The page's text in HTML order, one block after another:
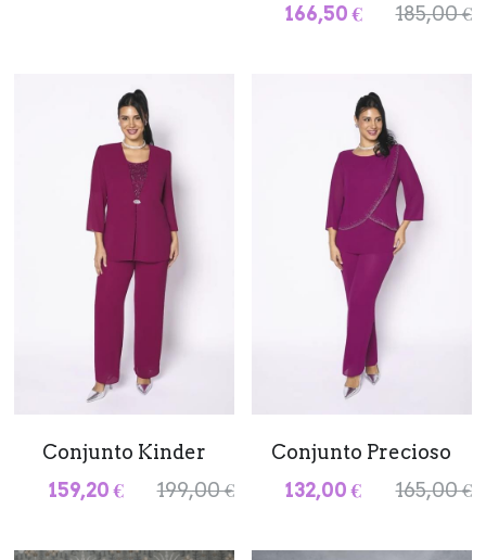
166,50 €
185,00 €
Conjunto Kinder
159,20 €
199,00 €
Conjunto Precioso
132,00 €
165,00 €